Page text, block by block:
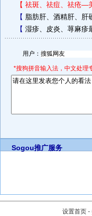
【 祛斑、祛痘、祛疮—
【 脂肪肝、酒精肝、肝
【 湿疹、皮炎、荨麻疹
用户：
*搜狗拼音输入法，中文处理
Sogou推广服务
设置首页 -